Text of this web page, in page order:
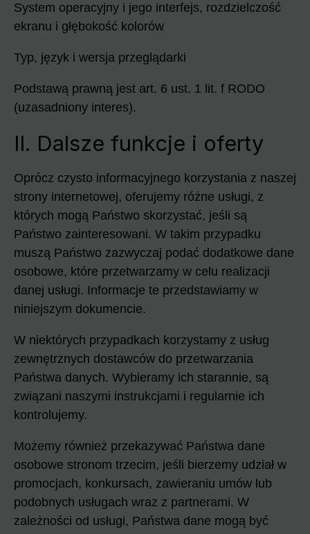
System operacyjny i jego interfejs, rozdzielczość
ekranu i głębokość kolorów
Typ, język i wersja przeglądarki
Podstawą prawną jest art. 6 ust. 1 lit. f RODO
(uzasadniony interes).
II. Dalsze funkcje i oferty
Oprócz czysto informacyjnego korzystania z naszej
strony internetowej, oferujemy różne usługi, z
których mogą Państwo skorzystać, jeśli są
Państwo zainteresowani. W takim przypadku
muszą Państwo zazwyczaj podać dodatkowe dane
osobowe, które przetwarzamy w celu realizacji
danej usługi. Informacje te przedstawiamy w
niniejszym dokumencie.
W niektórych przypadkach korzystamy z usług
zewnętrznych dostawców do przetwarzania
Państwa danych. Wybieramy ich starannie, są
związani naszymi instrukcjami i regularnie ich
kontrolujemy.
Możemy również przekazywać Państwa dane
osobowe stronom trzecim, jeśli bierzemy udział w
promocjach, konkursach, zawieraniu umów lub
podobnych usługach wraz z partnerami. W
zależności od usługi, Państwa dane mogą być